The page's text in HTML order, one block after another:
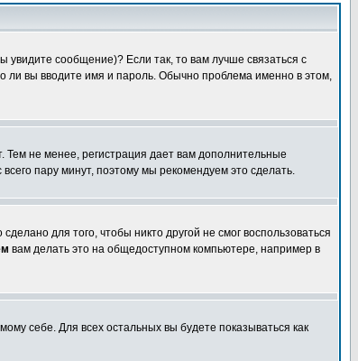
сообщение)? Если так, то вам лучше связаться с
ли вы вводите имя и пароль. Обычно проблема именно в этом,
Тем не менее, регистрация дает вам дополнительные
пару минут, поэтому мы рекомендуем это сделать.
для того, чтобы никто другой не смог воспользоваться
вам делать это на общедоступном компьютере, например в
себе. Для всех остальных вы будете показываться как